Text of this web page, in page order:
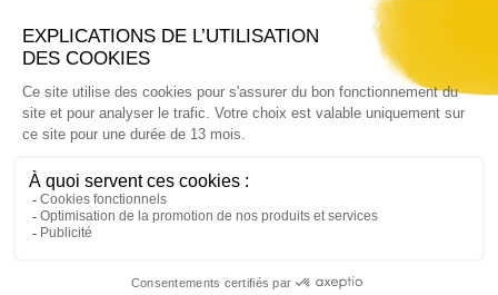
02 62 81 77 60
Via email : artotheque@cg974.fr